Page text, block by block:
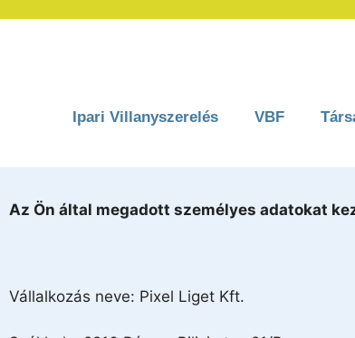
Ipari Villanyszerelés VBF
Az Ön által megadott személyes adatokat
Vállalkozás neve: Pixel Liget Kft.